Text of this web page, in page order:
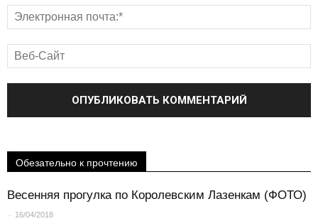
Обезательно к прочтению
Весенняя прогулка по Королевским Лазенкам (ФОТО)
- 16/04/2018